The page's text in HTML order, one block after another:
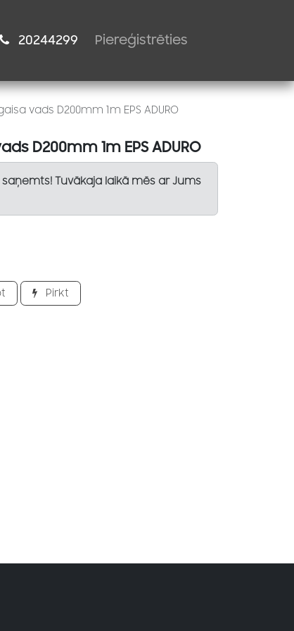
2024​​4299 Piereģistrēties
vads D200mm 1m EPS ADURO
D200mm 1m EPS ADURO
Tuvākaja laikā mēs ar Jums
Pirkt